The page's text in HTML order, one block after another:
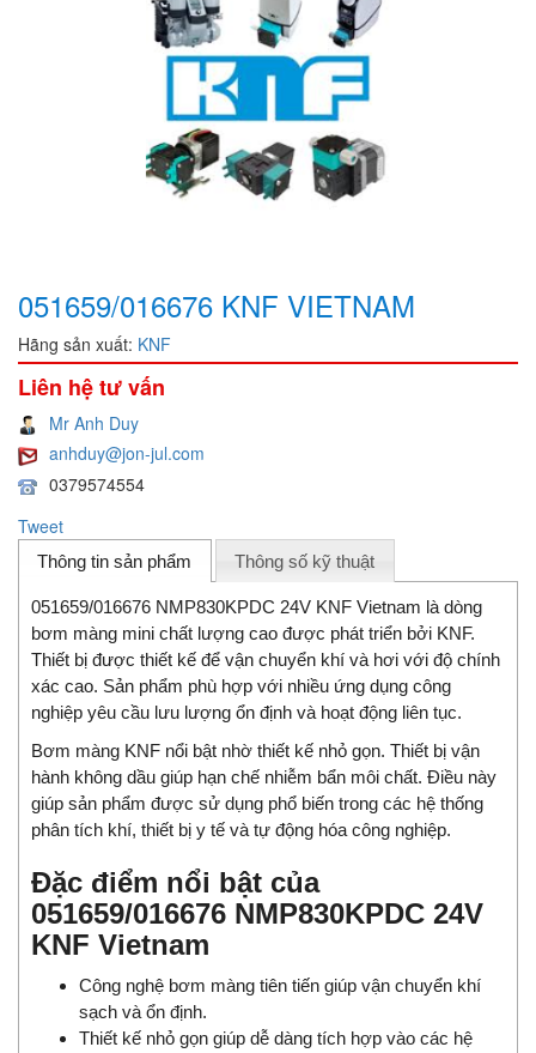
051659/016676 KNF VIETNAM
Hãng sản xuất: KNF
Liên hệ tư vấn
Mr Anh Duy
anhduy@jon-jul.com
0379574554
Tweet
Thông tin sản phẩm Thông số kỹ thuật
051659/016676 NMP830KPDC 24V KNF Vietnam là dòng
bơm màng mini chất lượng cao được phát triển bởi KNF.
Thiết bị được thiết kế để vận chuyển khí và hơi với độ chính
xác cao. Sản phẩm phù hợp với nhiều ứng dụng công
nghiệp yêu cầu lưu lượng ổn định và hoạt động liên tục.
Bơm màng KNF nổi bật nhờ thiết kế nhỏ gọn. Thiết bị vận
hành không dầu giúp hạn chế nhiễm bẩn môi chất. Điều này
giúp sản phẩm được sử dụng phổ biến trong các hệ thống
phân tích khí, thiết bị y tế và tự động hóa công nghiệp.
Đặc điểm nổi bật của
051659/016676 NMP830KPDC 24V
KNF Vietnam
Công nghệ bơm màng tiên tiến giúp vận chuyển khí
sạch và ổn định.
Thiết kế nhỏ gọn giúp dễ dàng tích hợp vào các hệ